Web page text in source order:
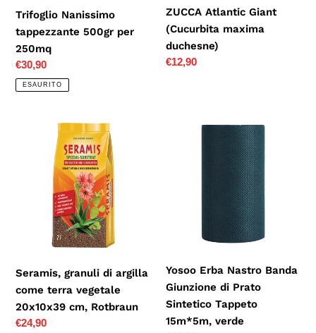
Trifoglio Nanissimo
tappezzante 500gr per
250mq
Prezzo
di
listino
€30,90
ESAURITO
ZUCCA Atlantic Giant
(Cucurbita maxima
duchesne)
Prezzo
€12,90
Seramis,
vegetale
20x10x39
Rotbraun
Seramis, granuli di argilla
come terra vegetale
20x10x39 cm, Rotbraun
Prezzo
€24,90
Sintetico
15m*5m,
verde
Yosoo Erba Nastro Banda
Giunzione di Prato
Sintetico Tappeto
15m*5m, verde